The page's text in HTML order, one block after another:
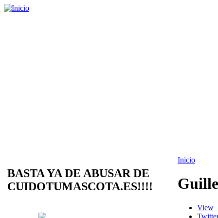
BASTA YA DE ABUSAR DE
CUIDOTUMASCOTA.ES!!!!
Inicio
View